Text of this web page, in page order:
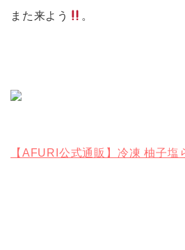
また来よう 。
【AFURI公式通販】冷凍 柚子塩